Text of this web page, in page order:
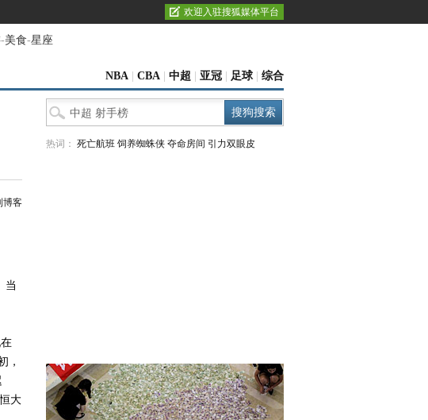
欢迎入驻搜狐媒体平台
-美食-星座
NBA CBA 中超 亚冠 足球 综合
博客
当
，
大
热词： 死亡航班 饲养蜘蛛侠 夺命房间 引力双眼皮